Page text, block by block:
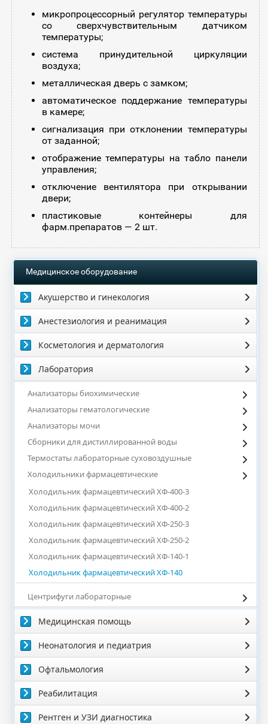
микропроцессорный регулятор температуры
со сверхчувствительным датчиком
температуры;
система принудительной циркуляции
воздуха;
металлическая дверь с замком;
автоматическое поддержание температуры
в камере;
сигнализация при отклонении температуры
от заданной;
отображение температуры на табло панели
управления;
отключение вентилятора при открывании
двери;
пластиковые контейнеры для
фарм.препаратов — 2 шт.
Медицинское оборудование
Акушерство и гинекология
Анестезиология и реанимация
Косметология и дерматология
Лаборатория
Анализаторы биохимические
Анализаторы гематологические
Анализаторы мочи
Сборники для дистиллированной воды
Термостаты лабораторные суховоздушные
Холодильники фармацевтические
Холодильник фармацевтический ХФ-400-3
Холодильник фармацевтический ХФ-400-2
Холодильник фармацевтический ХФ-250-3
Холодильник фармацевтический ХФ-250-2
Холодильник фармацевтический ХФ-140-1
Холодильник фармацевтический ХФ-140
Центрифуги лабораторные
Медицинская помощь
Неонатология и педиатрия
Офтальмология
Реабилитация
Рентген и УЗИ диагностика